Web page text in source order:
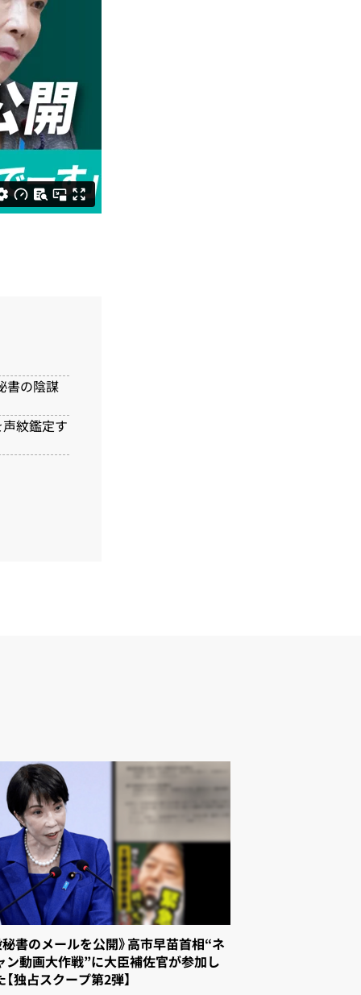
書の陰謀
紋鑑定す
秘書のメールを公開》高市早苗首相“ネ
ン動画大作戦”に大臣補佐官が参加し
独占スクープ第2弾】